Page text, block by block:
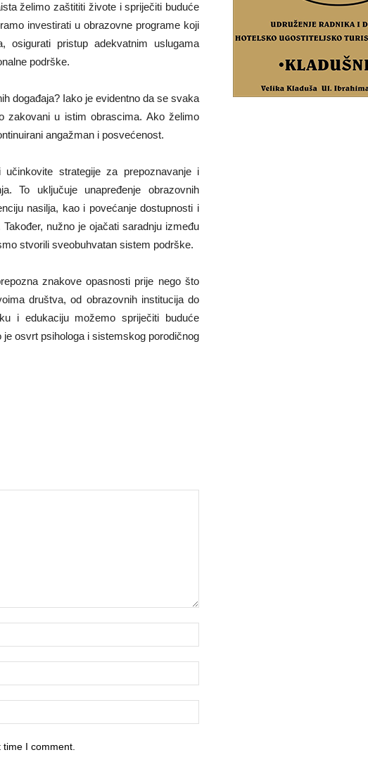
želimo zaštititi živote i spriječiti buduće
investirati u obrazovne programe koji
osigurati pristup adekvatnim uslugama
podrške.
događaja? Iako je evidentno da se svaka
zakovani u istim obrascima. Ako želimo
angažman i posvećenost.
strategije za prepoznavanje i
To uključuje unapređenje obrazovnih
nasilja, kao i povećanje dostupnosti i
nužno je ojačati saradnju između
stvorili sveobuhvatan sistem podrške.
znakove opasnosti prije nego što
društva, od obrazovnih institucija do
i edukaciju možemo spriječiti buduće
osvrt psihologa i sistemskog porodičnog
I comment.